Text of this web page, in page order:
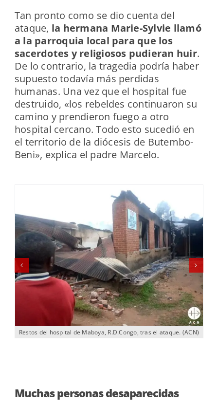
Tan pronto como se dio cuenta del
ataque, la hermana Marie-Sylvie llamó
a la parroquia local para que los
sacerdotes y religiosos pudieran huir.
De lo contrario, la tragedia podría haber
supuesto todavía más perdidas
humanas. Una vez que el hospital fue
destruido, «los rebeldes continuaron su
camino y prendieron fuego a otro
hospital cercano. Todo esto sucedió en
el territorio de la diócesis de Butembo-
Beni», explica el padre Marcelo.
Restos del hospital de Maboya, R.D.Congo, tras el ataque. (ACN)
Muchas personas desaparecidas